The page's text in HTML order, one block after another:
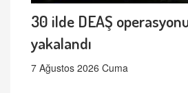
30 ilde DEAŞ
yakalandı
7 Ağustos 2026 Cuma